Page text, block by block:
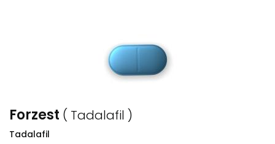
Forzest ( Tadalafil )
Tadalafil